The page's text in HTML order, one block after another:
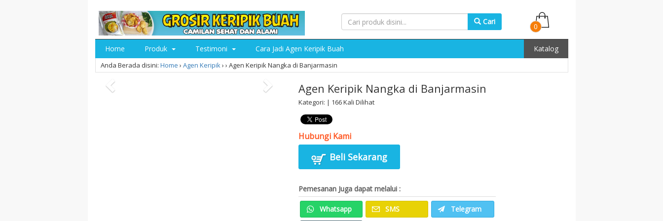
Cari
0
Home Produk Testimoni Cara Jadi Agen Keripik Buah Katalog
Anda Berada disini: Home › Agen Keripik› › Agen Keripik Nangka di Banjarmasin
Agen Keripik Nangka di Banjarmasin
Kategori: | 166 Kali Dilihat
Hubungi Kami
Beli Sekarang
Pemesanan Juga dapat melalui :
Whatsapp SMS Telegram